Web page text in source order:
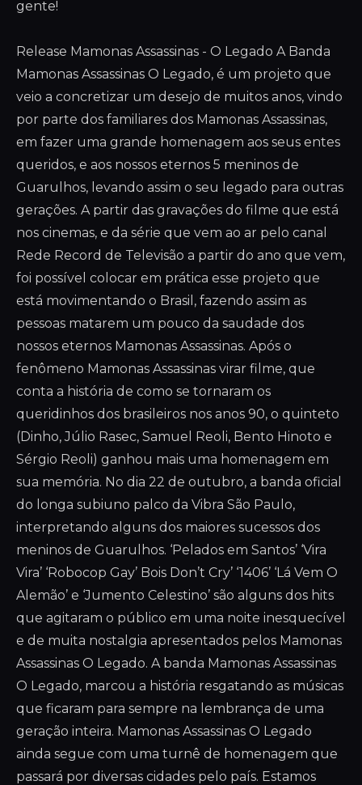
gente!
Release Mamonas Assassinas - O Legado A Banda
Mamonas Assassinas O Legado, é um projeto que
veio a concretizar um desejo de muitos anos, vindo
por parte dos familiares dos Mamonas Assassinas,
em fazer uma grande homenagem aos seus entes
queridos, e aos nossos eternos 5 meninos de
Guarulhos, levando assim o seu legado para outras
gerações. A partir das gravações do filme que está
nos cinemas, e da série que vem ao ar pelo canal
Rede Record de Televisão a partir do ano que vem,
foi possível colocar em prática esse projeto que
está movimentando o Brasil, fazendo assim as
pessoas matarem um pouco da saudade dos
nossos eternos Mamonas Assassinas. Após o
fenômeno Mamonas Assassinas virar filme, que
conta a história de como se tornaram os
queridinhos dos brasileiros nos anos 90, o quinteto
(Dinho, Júlio Rasec, Samuel Reoli, Bento Hinoto e
Sérgio Reoli) ganhou mais uma homenagem em
sua memória. No dia 22 de outubro, a banda oficial
do longa subiuno palco da Vibra São Paulo,
interpretando alguns dos maiores sucessos dos
meninos de Guarulhos. ‘Pelados em Santos’ ‘Vira
Vira’ ‘Robocop Gay’ Bois Don’t Cry’ ‘1406’ ‘Lá Vem O
Alemão’ e ‘Jumento Celestino’ são alguns dos hits
que agitaram o público em uma noite inesquecível
e de muita nostalgia apresentados pelos Mamonas
Assassinas O Legado. A banda Mamonas Assassinas
O Legado, marcou a história resgatando as músicas
que ficaram para sempre na lembrança de uma
geração inteira. Mamonas Assassinas O Legado
ainda segue com uma turnê de homenagem que
passará por diversas cidades pelo país. Estamos